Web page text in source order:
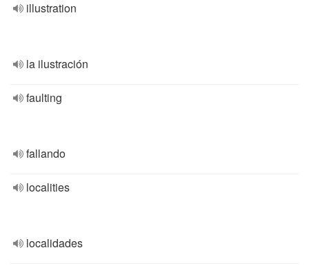
illustration
la ilustración
faulting
fallando
localities
localidades